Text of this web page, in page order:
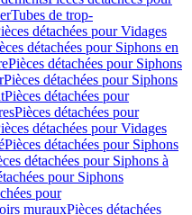
Tubes de trop-
détachées pour Vidages
détachées pour Siphons en
Pièces détachées pour Siphons
Pièces détachées pour Siphons
Pièces détachées pour
Pièces détachées pour
détachées pour Vidages
Pièces détachées pour Siphons
détachées pour Siphons à
pour Siphons
pour
murauxPièces détachées